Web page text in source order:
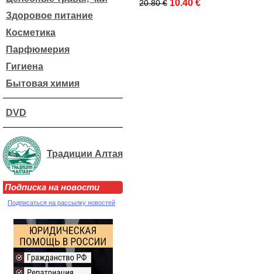
Здоровое питание
Косметика
Парфюмерия
Гигиена
Бытовая химия
DVD
Традиции Алтая
Подписка на новости
Подписаться на рассылку новостей
20.80 € 10.40 €